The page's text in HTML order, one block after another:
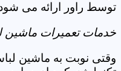
توسط راور ارائه می
خدمات تعمیرات ماشین
وقتی نوبت به ماشین